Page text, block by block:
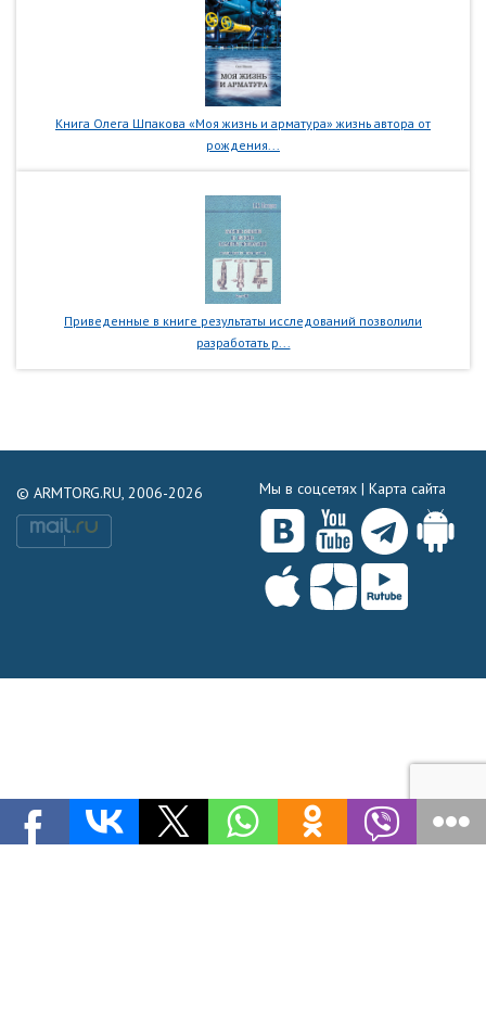
Книга Олега Шпакова «Моя жизнь и арматура» жизнь автора от
рождения...
Приведенные в книге результаты исследований позволили
разработать р...
© ARMTORG.RU, 2006-2026 Мы в соцсетях | Карта сайта